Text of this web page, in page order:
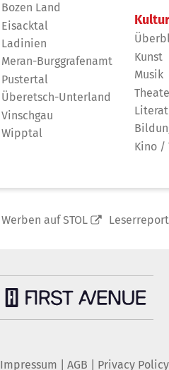
Bozen Land
Eisacktal
Ladinien
Meran-Burggrafenamt
Pustertal
Überetsch-Unterland
Vinschgau
Wipptal
Kunst
Musik
Kino /
Werben auf STOL
Impressum AGB Privacy Policy